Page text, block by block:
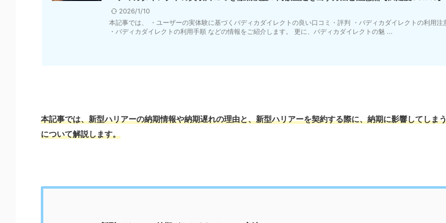
2026/1/10
本記事では、 ・ユーザーの実体験に基づくバディカダイレクトの良い口コミ・評判 ・バディカダイレクトの利用注
・バディカダイレクトの利用手順 などの情報をご紹介します。 更に、バディカダイレクトの魅 ...
本記事では、新型ハリアーの納期情報や納期遅れの理由と、新型ハリアーを契約する際に、納期に影響してしま
について解説します。